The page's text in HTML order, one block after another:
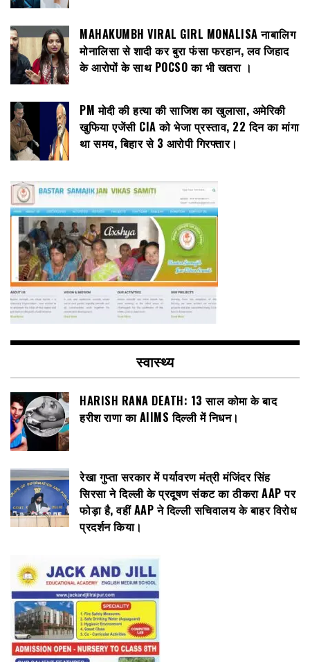
MAHAKUMBH VIRAL GIRL MONALISA नाबालिग
मोनालिसा से शादी कर बुरा फंसा फरहान, लव जिहाद
के आरोपों के साथ POCSO का भी खतरा ।
PM मोदी की हत्या की साजिश का खुलासा, अमेरिकी
खुफिया एजेंसी CIA को भेजा प्रस्ताव, 22 दिन का मांगा
था समय, बिहार से 3 आरोपी गिरफ्तार।
स्वास्थ्य
HARISH RANA DEATH: 13 साल कोमा के बाद
हरीश राणा का AIIMS दिल्ली में निधन।
रेखा गुप्ता सरकार में पर्यावरण मंत्री मंजिंदर सिंह
सिरसा ने दिल्ली के प्रदूषण संकट का ठीकरा AAP पर
फोड़ा है, वहीं AAP ने दिल्ली सचिवालय के बाहर विरोध
प्रदर्शन किया।